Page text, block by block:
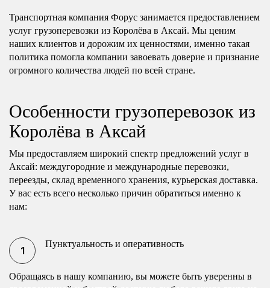
Транспортная компания Форус занимается предоставлением
услуг грузоперевозки из Королёва в Аксай. Мы ценим
наших клиентов и дорожим их ценностями, именно такая
политика помогла компании завоевать доверие и признание
огромного количества людей по всей стране.
Особенности грузоперевозок из
Королёва в Аксай
Мы предоставляем широкий спектр предложений услуг в
Аксай: междугородние и международные перевозки,
переезды, склад временного хранения, курьерская доставка.
У вас есть всего несколько причин обратиться именно к
нам:
Пунктуальность и оперативность
Обращаясь в нашу компанию, вы можете быть уверенны в